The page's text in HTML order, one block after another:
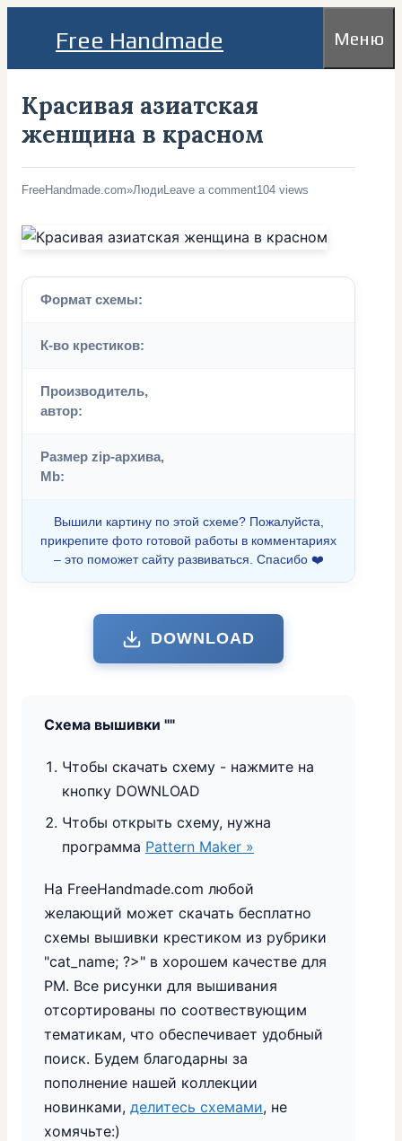
Free Handmade Меню
Красивая азиатская
женщина в красном
FreeHandmade.com»ЛюдиLeave a comment104 views
Формат схемы:
К-во крестиков:
Производитель,
автор:
Размер zip-архива,
Mb:
Вышили картину по этой схеме? Пожалуйста,
прикрепите фото готовой работы в комментариях
– это поможет сайту развиваться. Спасибо ❤️
DOWNLOAD
Схема вышивки ""
Чтобы скачать схему - нажмите на
кнопку DOWNLOAD
Чтобы открыть схему, нужна
программа Pattern Maker »
На FreeHandmade.com любой
желающий может скачать бесплатно
схемы вышивки крестиком из рубрики
"cat_name; ?>" в хорошем качестве для
PM. Все рисунки для вышивания
отсортированы по соотвествующим
тематикам, что обеспечивает удобный
поиск. Будем благодарны за
пополнение нашей коллекции
новинками, делитесь схемами, не
хомячьте:)